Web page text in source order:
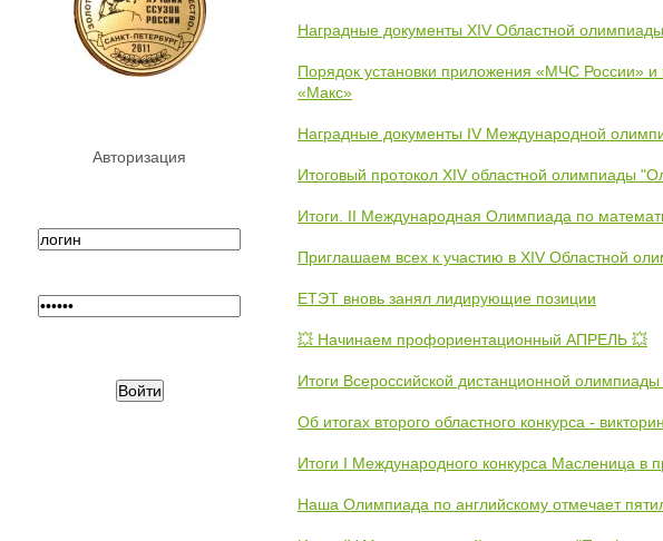
Авторизация
Наградные документы XIV Областной
Порядок установки приложения «МЧС России»
«Макс»
Наградные документы IV Международной
Итоговый протокол XIV областной олимпиады
Итоги. II Международная Олимпиада по
Приглашаем всех к участию в XIV Областной
ЕТЭТ вновь занял лидирующие позиции
💥 Начинаем профориентационный АПРЕЛЬ 💥
Итоги Всероссийской дистанционной
Об итогах второго областного конкурса -
Итоги I Международного конкурса Масленица в
Наша Олимпиада по английскому отмечает